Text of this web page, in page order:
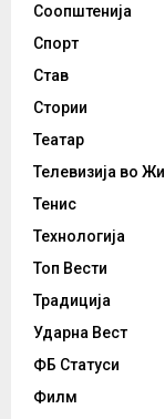
Соопштенија
Спорт
Став
Стории
Театар
Телевизија во
Тенис
Технологија
Топ Вести
Традиција
Ударна Вест
ФБ Статуси
Филм